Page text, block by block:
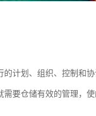
计划、组织、控制和
要仓储有效的管理，